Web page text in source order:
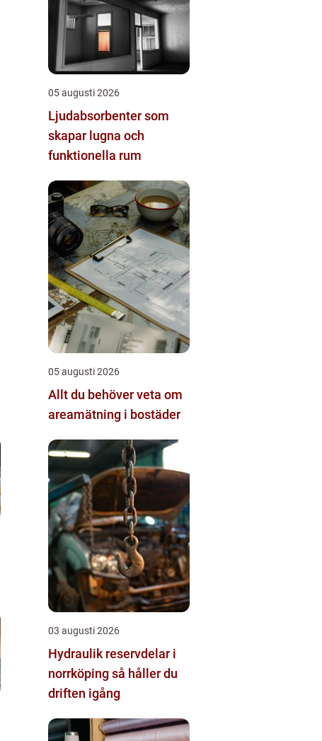
05 augusti 2026
Ljudabsorbenter som
skapar lugna och
funktionella rum
05 augusti 2026
Allt du behöver veta om
areamätning i bostäder
03 augusti 2026
Hydraulik reservdelar i
norrköping så håller du
driften igång